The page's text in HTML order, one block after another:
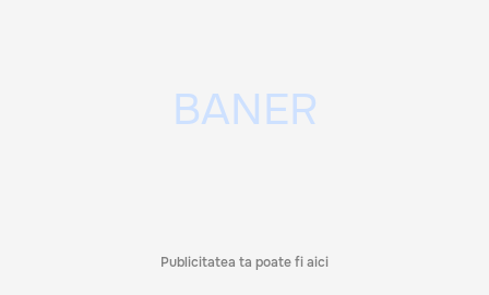
Publicitatea ta poate fi aici